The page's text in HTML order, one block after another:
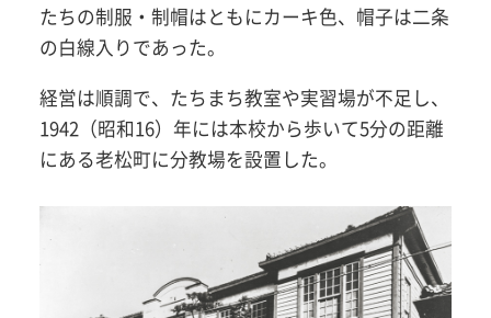
たちの制服・制帽はともにカーキ色、帽子は二条
の白線入りであった。
経営は順調で、たちまち教室や実習場が不足し、
1942（昭和16）年には本校から歩いて5分の距離
にある老松町に分教場を設置した。